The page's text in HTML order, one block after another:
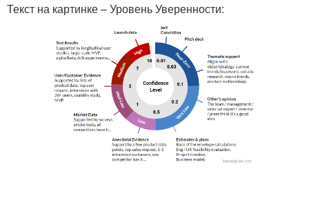
Текст на картинке – Уровень Уверенности: